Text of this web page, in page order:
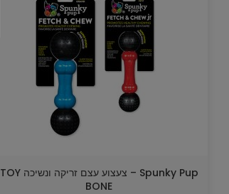
Spunky Pup – צעצוע עצם זריקה ונשיכה TOY
BONE